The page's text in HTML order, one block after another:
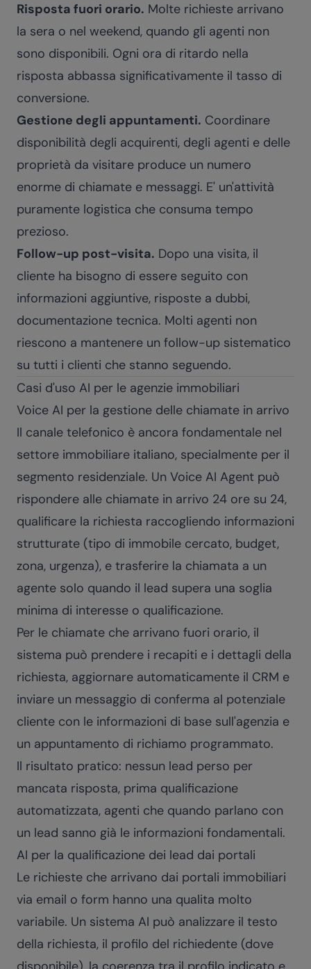
Risposta fuori orario. Molte richieste arrivano
la sera o nel weekend, quando gli agenti non
sono disponibili. Ogni ora di ritardo nella
risposta abbassa significativamente il tasso di
conversione.
Gestione degli appuntamenti. Coordinare
disponibilità degli acquirenti, degli agenti e delle
proprietà da visitare produce un numero
enorme di chiamate e messaggi. E' un'attività
puramente logistica che consuma tempo
prezioso.
Follow-up post-visita. Dopo una visita, il
cliente ha bisogno di essere seguito con
informazioni aggiuntive, risposte a dubbi,
documentazione tecnica. Molti agenti non
riescono a mantenere un follow-up sistematico
su tutti i clienti che stanno seguendo.
Casi d'uso AI per le agenzie immobiliari
Voice AI per la gestione delle chiamate in arrivo
Il canale telefonico è ancora fondamentale nel
settore immobiliare italiano, specialmente per il
segmento residenziale. Un Voice AI Agent può
rispondere alle chiamate in arrivo 24 ore su 24,
qualificare la richiesta raccogliendo informazioni
strutturate (tipo di immobile cercato, budget,
zona, urgenza), e trasferire la chiamata a un
agente solo quando il lead supera una soglia
minima di interesse o qualificazione.
Per le chiamate che arrivano fuori orario, il
sistema può prendere i recapiti e i dettagli della
richiesta, aggiornare automaticamente il CRM e
inviare un messaggio di conferma al potenziale
cliente con le informazioni di base sull'agenzia e
un appuntamento di richiamo programmato.
Il risultato pratico: nessun lead perso per
mancata risposta, prima qualificazione
automatizzata, agenti che quando parlano con
un lead sanno già le informazioni fondamentali.
AI per la qualificazione dei lead dai portali
Le richieste che arrivano dai portali immobiliari
via email o form hanno una qualita molto
variabile. Un sistema AI può analizzare il testo
della richiesta, il profilo del richiedente (dove